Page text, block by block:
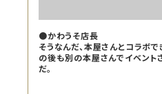
●かわうそ店長
そうなんだ、本屋さんとコラボで
の後も別の本屋さんでイベント
だ。